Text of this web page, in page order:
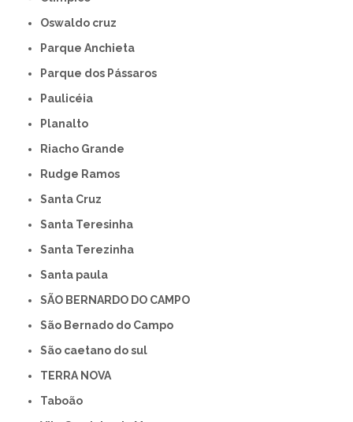
Oswaldo cruz
Parque Anchieta
Parque dos Pássaros
Paulicéia
Planalto
Riacho Grande
Rudge Ramos
Santa Cruz
Santa Teresinha
Santa Terezinha
Santa paula
SÃO BERNARDO DO CAMPO
São Bernado do Campo
São caetano do sul
TERRA NOVA
Taboão